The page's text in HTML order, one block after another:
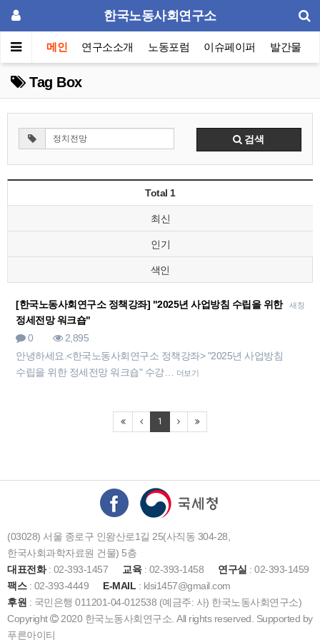
한국노동사회연구소
메인 연구소소개 노동포럼 이슈페이퍼 발간물
Tag Box
검색
Total 1
최신
인기
색인
새창
[한국노동사회연구소 정책강좌] "2025년 사업방침 수립을 위한
정세전망 워크숍"
0
2,895
안녕하세요.<한국노동사회연구소 정책강좌> "2025년 사업방침
수립을 위한 정세전망 워크숍" 수강…
더보기
1
(03028) 서울 종로구 인왕산로1길 25(사직동 304-28,
한국사회과학자료원 건물) 5층
대표전화: 02-393-1457 교육: 02-393-1458 연구실 : 02-393-1459
팩스: 02-393-4449 E-MAIL : klsi1457@gmail.com
후원 : 국민은행 011201-04-012538 (예금주: 사) 한국노동사회연구소)
Copyright
2020 한국노동사회연구소. All rights reserved. Supported by
푸른아이티